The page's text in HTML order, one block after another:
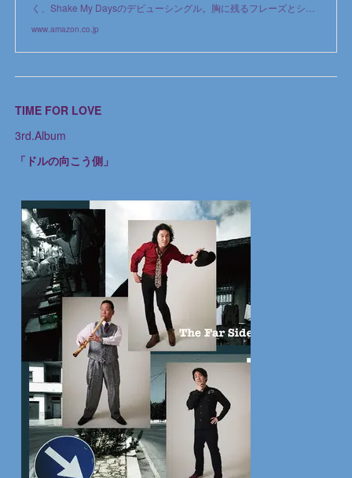
く、Shake My Daysのデビューシングル。胸に残るフレーズとシ…
www.amazon.co.jp
TIME FOR LOVE
3rd.Album
「ドルの向こう側」